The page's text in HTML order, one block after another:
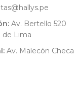
Av. Bertello 520
de Lima
Av. Malecón